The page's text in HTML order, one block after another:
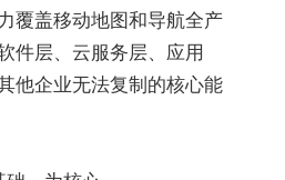
覆盖移动地图和导航全产
层、云服务层、应用
他企业无法复制的核心能